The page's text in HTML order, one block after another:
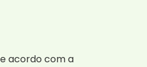
acordo com a